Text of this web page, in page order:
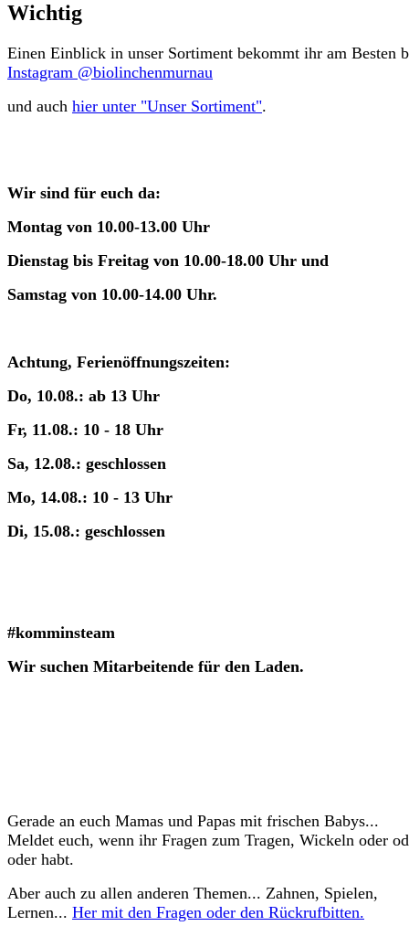
Wichtig
Einen Einblick in unser Sortiment bekommt ihr am Besten
Instagram @biolinchenmurnau
und auch hier unter "Unser Sortiment".
Wir sind für euch da:
Montag von 10.00-13.00 Uhr
Dienstag bis Freitag von 10.00-18.00 Uhr und
Samstag von 10.00-14.00 Uhr.
Achtung, Ferienöffnungszeiten:
Do, 10.08.: ab 13 Uhr
Fr, 11.08.: 10 - 18 Uhr
Sa, 12.08.: geschlossen
Mo, 14.08.: 10 - 13 Uhr
Di, 15.08.: geschlossen
#komminsteam
Wir suchen Mitarbeitende für den Laden.
Gerade an euch Mamas und Papas mit frischen Babys...
Meldet euch, wenn ihr Fragen zum Tragen, Wickeln oder
oder habt.
Aber auch zu allen anderen Themen... Zahnen, Spielen,
Lernen... Her mit den Fragen oder den Rückrufbitten.